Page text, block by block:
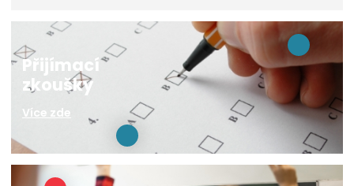
Přijímací
zkoušky
Více zde